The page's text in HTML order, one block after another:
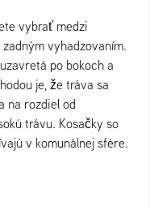
vybrať medzi
vyhadzovaním.
po bokoch a
je, že tráva sa
na rozdiel od
trávu. Kosačky so
v komunálnej sfére.